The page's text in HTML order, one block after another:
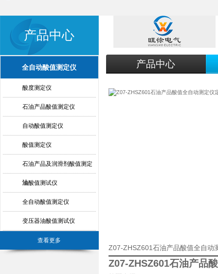
产品中心
全自动酸值测定仪
酸度测定仪
石油产品酸值测定仪
自动酸值测定仪
酸值测定仪
石油产品及润滑剂酸值测定
法
油酸值测试仪
全自动酸值测定仪
变压器油酸值测试仪
查看更多
产品中心
Z07-ZHSZ601石油产品酸值全自动
Z07-ZHSZ601石油产品